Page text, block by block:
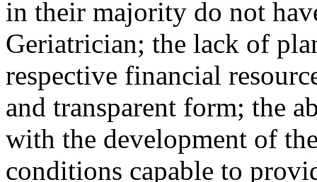
in their majority do not
Geriatrician; the lack of
respective financial
and transparent form; the
with the development of
conditions capable to